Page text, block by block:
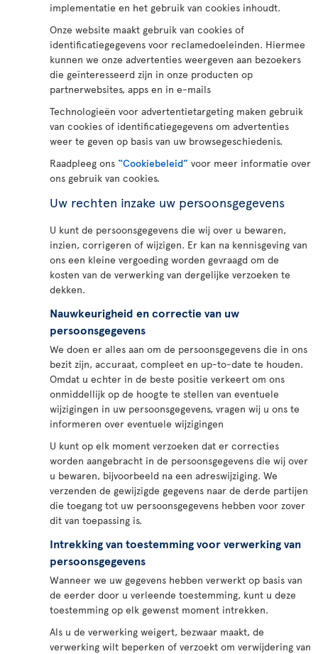
implementatie en het gebruik van cookies inhoudt.
Onze website maakt gebruik van cookies of
identificatiegegevens voor reclamedoeleinden. Hiermee
kunnen we onze advertenties weergeven aan bezoekers
die geïnteresseerd zijn in onze producten op
partnerwebsites, apps en in e-mails
Technologieën voor advertentietargeting maken gebruik
van cookies of identificatiegegevens om advertenties
weer te geven op basis van uw browsegeschiedenis.
Raadpleeg ons “Cookiebeleid” voor meer informatie over
ons gebruik van cookies.
Uw rechten inzake uw persoonsgegevens
U kunt de persoonsgegevens die wij over u bewaren,
inzien, corrigeren of wijzigen. Er kan na kennisgeving van
ons een kleine vergoeding worden gevraagd om de
kosten van de verwerking van dergelijke verzoeken te
dekken.
Nauwkeurigheid en correctie van uw
persoonsgegevens
We doen er alles aan om de persoonsgegevens die in ons
bezit zijn, accuraat, compleet en up-to-date te houden.
Omdat u echter in de beste positie verkeert om ons
onmiddellijk op de hoogte te stellen van eventuele
wijzigingen in uw persoonsgegevens, vragen wij u ons te
informeren over eventuele wijzigingen
U kunt op elk moment verzoeken dat er correcties
worden aangebracht in de persoonsgegevens die wij over
u bewaren, bijvoorbeeld na een adreswijziging. We
verzenden de gewijzigde gegevens naar de derde partijen
die toegang tot uw persoonsgegevens hebben voor zover
dit van toepassing is.
Intrekking van toestemming voor verwerking van
persoonsgegevens
Wanneer we uw gegevens hebben verwerkt op basis van
de eerder door u verleende toestemming, kunt u deze
toestemming op elk gewenst moment intrekken.
Als u de verwerking weigert, bezwaar maakt, de
verwerking wilt beperken of verzoekt om verwijdering van